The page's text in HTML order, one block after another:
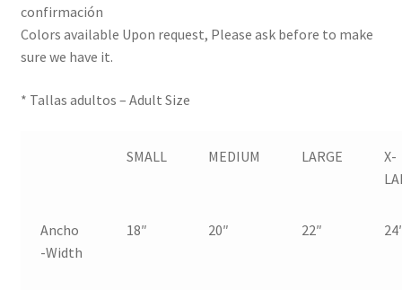
confirmación
Colors available Upon request, Please ask before to make
sure we have it.
* Tallas adultos – Adult Size
SMALL MEDIUM LARGE
X-
Ancho
-Width
18″ 20″ 22″